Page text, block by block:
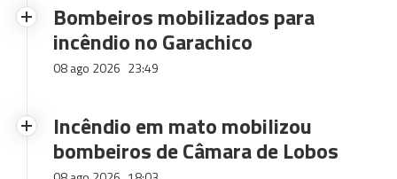
Bombeiros mobilizados para
incêndio no Garachico
08 ago 2026 23:49
Incêndio em mato mobilizou
bombeiros de Câmara de Lobos